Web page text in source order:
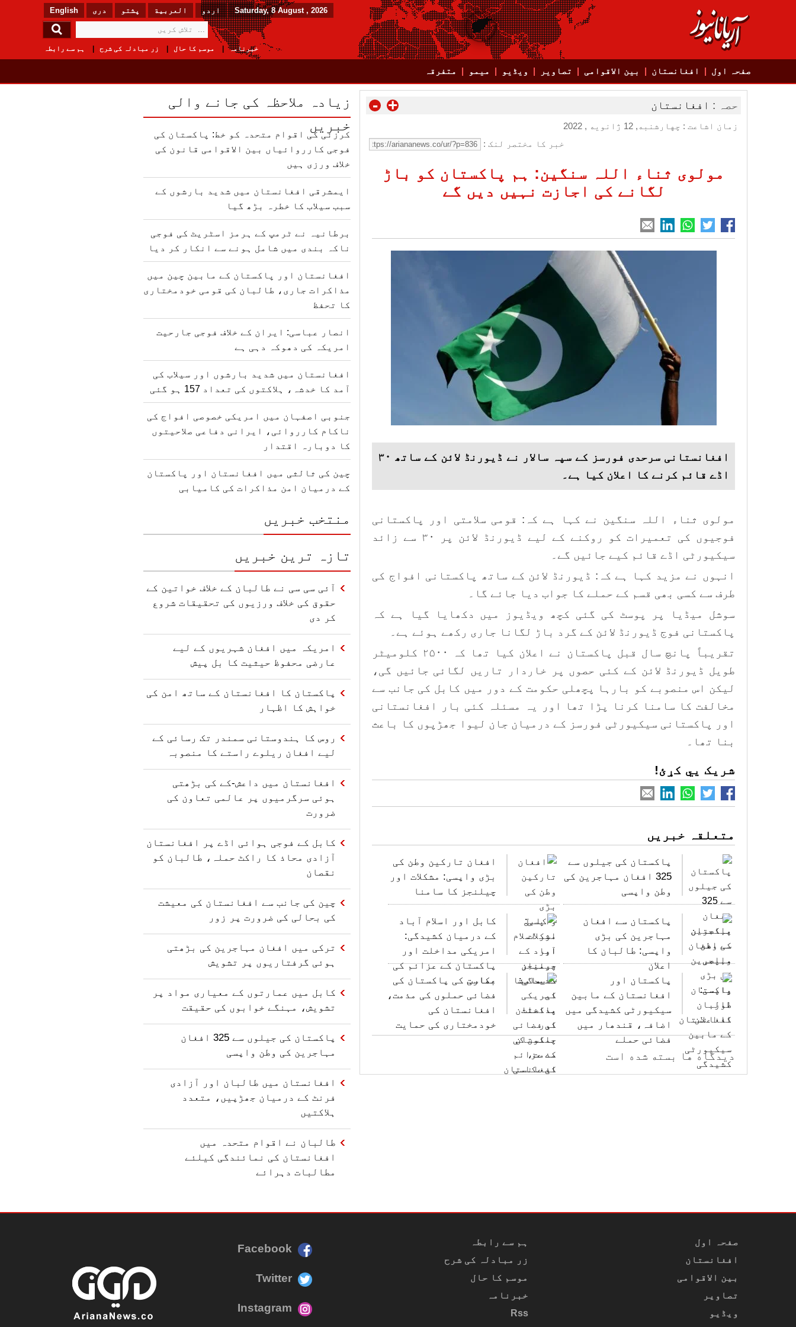
English دری پشتو العربیة اردو Saturday, 8 August , 2026
ہم سے رابطہ زر مبادلہ کی شرح موسم کا حال خبرنامہ
صفحہ اول افغانستان بین الاقوامی تصاویر ویڈیو میمو متفرقہ
حصہ : افغانستان - +
زمان اشاعت : چهارشنبه, 12 ژانویه , 2022
خبر کا مختصر لنک :
مولوی ثناء اللہ سنگین: ہم پاکستان کو باڑ
لگانے کی اجازت نہیں دیں گے
افغانستانی سرحدی فورسز کے سپہ سالار نے ڈیورنڈ لائن کے ساتھ ۳۰
اڈے قائم کرنے کا اعلان کیا ہے۔
مولوی ثناء اللہ سنگین نے کہا ہے کہ: قومی سلامتی اور پاکستانی
فوجیوں کی تعمیرات کو روکنے کے لیے ڈیورنڈ لائن پر ۳۰ سے زائد
سیکیورٹی اڈے قائم کیے جائیں گے۔
انہوں نے مزید کہا ہے کہ: ڈیورنڈ لائن کے ساتھ پاکستانی افواج کی
طرف سے کسی بھی قسم کے حملے کا جواب دیا جائے گا۔
سوشل میڈیا پر پوسٹ کی گئی کچھ ویڈیوز میں دکھایا گیا ہے کہ
پاکستانی فوج ڈیورنڈ لائن کے گرد باڑ لگانا جاری رکھے ہوئے ہے۔
تقریباً پانچ سال قبل پاکستان نے اعلان کیا تھا کہ ۲۵۰۰ کلومیٹر
طویل ڈیورنڈ لائن کے کئی حصوں پر خاردار تاریں لگائی جائیں گی،
لیکن اس منصوبے کو بارہا پچھلی حکومت کے دور میں کابل کی جانب سے
مخالفت کا سامنا کرنا پڑا تھا اور یہ مسئلہ کئی بار افغانستانی
اور پاکستانی سیکیورٹی فورسز کے درمیان جان لیوا جھڑپوں کا باعث
بنا تھا۔
شریک یي کړئ!
متعلقہ خبریں
پاکستان کی جیلوں سے
325 افغان مہاجرین کی
وطن واپسی
افغان تارکین وطن کی
بڑی واپسی: مشکلات اور
چیلنجز کا سامنا
پاکستان سے افغان
مہاجرین کی بڑی
واپسی: طالبان کا
اعلان
کابل اور اسلام آباد
کے درمیان کشیدگی:
امریکی مداخلت اور
پاکستان کے عزائم کی
عکاسی
پاکستان اور
افغانستان کے مابین
سیکیورٹی کشیدگی میں
اضافہ، قندھار میں
فضائی حملے
بھارت کی پاکستان کی
فضائی حملوں کی مذمت،
افغانستان کی
خودمختاری کی حمایت
دیدگاه ها بسته شده است
زیادہ ملاحظہ کی جانے والی
خبریں
کرزئی کی اقوام متحدہ کو خط: پاکستان کی
فوجی کارروائیاں بین الاقوامی قانون کی
خلاف ورزی ہیں
ایمشرقی افغانستان میں شدید بارشوں کے
سبب سیلاب کا خطرہ بڑھ گیا
برطانیہ نے ٹرمپ کے ہرمز اسٹریٹ کی فوجی
ناکہ بندی میں شامل ہونے سے انکار کر دیا
افغانستان اور پاکستان کے مابین چین میں
مذاکرات جاری، طالبان کی قومی خودمختاری
کا تحفظ
انصار عباسی: ایران کے خلاف فوجی جارحیت
امریکہ کی دھوکہ دہی ہے
افغانستان میں شدید بارشوں اور سیلاب کی
آمد کا خدشہ، ہلاکتوں کی تعداد 157 ہو گئی
جنوبی اصفہان میں امریکی خصوصی افواج کی
ناکام کارروائی، ایرانی دفاعی صلاحیتوں
کا دوبارہ اقتدار
چین کی ثالثی میں افغانستان اور پاکستان
کے درمیان امن مذاکرات کی کامیابی
منتخب خبریں
تازہ ترین خبریں
آئی سی سی نے طالبان کے خلاف خواتین کے
حقوق کی خلاف ورزیوں کی تحقیقات شروع
کر دی
امریکہ میں افغان شہریوں کے لیے
عارضی محفوظ حیثیت کا بل پیش
پاکستان کا افغانستان کے ساتھ امن کی
خواہش کا اظہار
روس کا ہندوستانی سمندر تک رسائی کے
لیے افغان ریلوے راستے کا منصوبہ
افغانستان میں داعش-کے کی بڑھتی
ہوئی سرگرمیوں پر عالمی تعاون کی
ضرورت
کابل کے فوجی ہوائی اڈے پر افغانستان
آزادی محاذ کا راکٹ حملہ، طالبان کو
نقصان
چین کی جانب سے افغانستان کی معیشت
کی بحالی کی ضرورت پر زور
ترکی میں افغان مہاجرین کی بڑھتی
ہوئی گرفتاریوں پر تشویش
کابل میں عمارتوں کے معیاری مواد پر
تشویش، مہنگے خوابوں کی حقیقت
پاکستان کی جیلوں سے 325 افغان
مہاجرین کی وطن واپسی
افغانستان میں طالبان اور آزادی
فرنٹ کے درمیان جھڑپیں، متعدد
ہلاکتیں
طالبان نے اقوام متحدہ میں
افغانستان کی نمائندگی کیلئے
مطالبات دہرائے
Facebook
Twitter
Instagram
ہم سے رابطہ
زر مبادلہ کی شرح
موسم کا حال
خبرنامہ
Rss
صفحہ اول
افغانستان
بین الاقوامی
تصاویر
ویڈیو